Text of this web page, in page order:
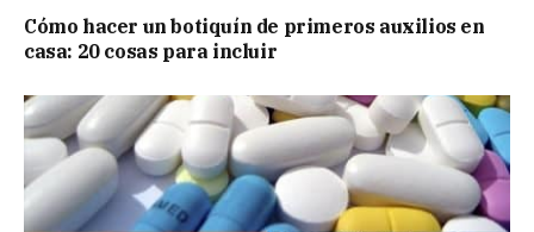
Cómo hacer un botiquín de primeros auxilios en
casa: 20 cosas para incluir